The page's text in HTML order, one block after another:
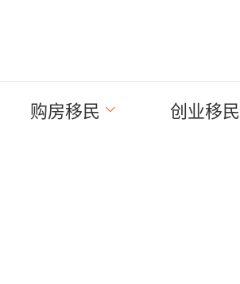
购房移民 创业移民